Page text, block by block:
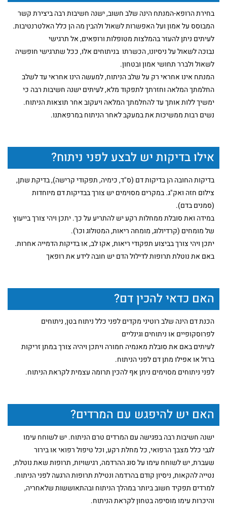
בחירת הרופא-המנתח הינה שלב חשוב, ישנה חשיבות רבה ביצירת קשר
המבוסס על אמון ועל האפשרות לשאול ולהבין מה הן כלל האלטרנטיבות.
לעיתים ניתן להעזר בהמלצות מטופלות ורופאים, אל תרגישי
נבוכה לשאול על ניסיונו, הכשרתו בניתוחים אלו, ככל שתרגישי חופשיה
לשאול ולברר תחושי אמון ובטחון.
המנתח אינו אחראי רק על שלב הניתוח, למעשה הינו אחראי עד לשלב
החלמתך המלאה וחזרתך לתפקוד מלא, לעיתים ישנה חשיבות רבה כי
ימשיך ללות אותך עד להחלמתך המלאה ויעקוב אחר תוצאות הניתוח.
נשים רבות ממשיכות את במעקב לאחר הניתוח במרפאתנו.
אילו בדיקות יש לבצע לפני ניתוח?
בדיקות החובה הן בדיקות דם (ס"ד, כימיה, תפקודי קרישה), בדיקת שתן,
צילום חזה ואק"ג. במקרים מסוימים יש צורך בבדיקות דם מיוחדות
(סמנים בדם).
במידה ואת סובלת ממחלות רקע יש להתריע על כך. יתכן ויהי צורך בייעוץ
של מומחים (קרדיולוג, מומחה ריאות, המטולוג וכו').
יתכן ויהי צורך בביצוע תפקודי ריאות, אקו לב, או בדיקות הדמייה אחרות.
באם את נוטלת תרופות לדילול הדם יש חובה לידע את רופאך
האם כדאי להכין דם?
הכנת דם הינה שלב רוטיני מקדים לפני כלל ניתוח בטן, ניתוחים
לפרוסקופיים או ניתוחים וגינליים
לעיתים באם את סובלת מאנמיה חמורה ויתכן ויהיה צורך במתן זריקות
ברזל או אפילו מתן דם לפני הניתוח.
לפני ניתוחים מסוימים ניתן אף להכין תרומה עצמית לקראת הניתוח.
האם יש להיפגש עם המרדים?
ישנה חשיבות רבה בפגישה עם המרדים טרם הניתוח. יש לשוחח עימו
לגבי כלל מצבך הרפואי, כל מחלת רקע, וכל טיפול רפואי או בירור
שעברת, יש לשוחח עימו על סוג ההרדמה, רגישויות, תרופות שאת נוטלת,
נטייה להקאות, ניסיון קודם בהרדמה ונטילת תרופות הרגעה לפני הניתוח.
למרדים תפקיד חשוב ביותר במהלך הניתוח ובהתאוששות שלאחריה,
והיכרות עימו מוסיפה בטחון לקראת הניתוח.